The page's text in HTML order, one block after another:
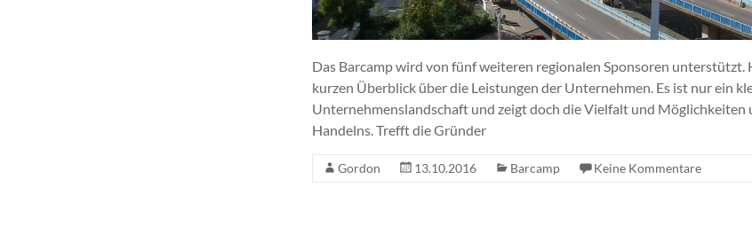
Das Barcamp wird von fünf weiteren regionalen Sponsoren unterstützt.
kurzen Überblick über die Leistungen der Unternehmen. Es ist nur ein
Unternehmenslandschaft und zeigt doch die Vielfalt und Möglichkeiten
Handelns. Trefft die Gründer
Gordon 13.10.2016 Barcamp Keine Kommentare